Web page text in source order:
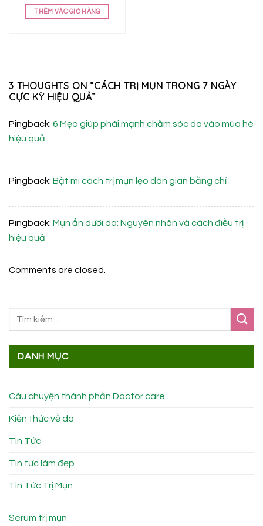
là:
858.000 ₫.
tại
THÊM VÀO GIỎ HÀNG
3 THOUGHTS ON “CÁCH TRỊ MỤN TRONG 7 NGÀY
CỰC KỲ HIỆU QUẢ”
Pingback: 6 Mẹo giúp phái mạnh chăm sóc da vào mùa hè
hiệu quả
Pingback: Bật mí cách trị mụn lẹo dân gian bằng chỉ
Pingback: Mụn ẩn dưới da: Nguyên nhân và cách điều trị
hiệu quả
Comments are closed.
DANH MỤC
Câu chuyện thành phần Doctor care
Kiến thức về da
Tin Tức
Tin tức làm đẹp
Tin Tức Trị Mụn
Serum trị mụn